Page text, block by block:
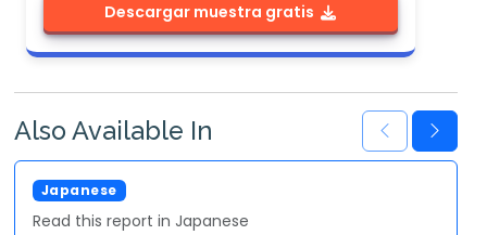
Descargar muestra gratis
Also Available In
Japanese
Read this report in Japanese